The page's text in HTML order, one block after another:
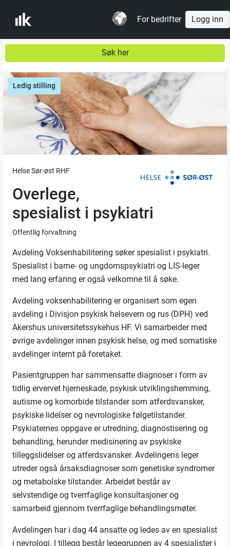
For bedrifter Logg inn
Søk her
Ledig stilling
Helse Sør-øst RHF
Overlege,
spesialist i psykiatri
Offentlig forvaltning
Avdeling Voksenhabilitering søker spesialist i psykiatri.
Spesialist i barne- og ungdomspsykiatri og LIS-leger
med lang erfaring er også velkomne til å søke.
Avdeling voksenhabilitering er organisert som egen
avdeling i Divisjon psykisk helsevern og rus (DPH) ved
Akershus universitetssykehus HF. Vi samarbeider med
øvrige avdelinger innen psykisk helse, og med somatiske
avdelinger internt på foretaket.
Pasientgruppen har sammensatte diagnoser i form av
tidlig ervervet hjerneskade, psykisk utviklingshemming,
autisme og komorbide tilstander som atferdsvansker,
psykiske lidelser og nevrologiske følgetilstander.
Psykiaternes oppgave er utredning, diagnostisering og
behandling, herunder medisinering av psykiske
tilleggslidelser og atferdsvansker. Avdelingens leger
utreder også årsaksdiagnoser som genetiske syndromer
og metabolske tilstander. Arbeidet består av
selvstendige og tverrfaglige konsultasjoner og
samarbeid gjennom tverrfaglige behandlingsmøter.
Avdelingen har i dag 44 ansatte og ledes av en spesialist
i nevrologi. I tillegg består legegruppen av 4 spesialister i